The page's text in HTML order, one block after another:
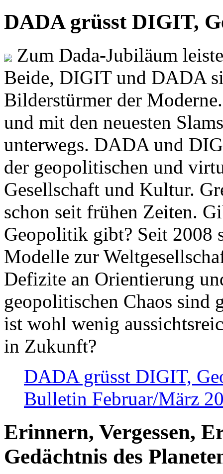
DADA grüsst DIGIT,
Zum Dada-Jubiläum
Beide, DIGIT und DADA
Bilderstürmer der
und mit den neuesten
unterwegs. DADA und
der geopolitischen und
Gesellschaft und Kultur.
schon seit frühen Zeiten.
Geopolitik gibt? Seit 2008
Modelle zur
Defizite an Orientierung
geopolitischen Chaos sind
ist wohl wenig
in Zukunft?
DADA grüsst DIGIT,
Bulletin Februar/März
Erinnern, Vergessen,
Gedächtnis des